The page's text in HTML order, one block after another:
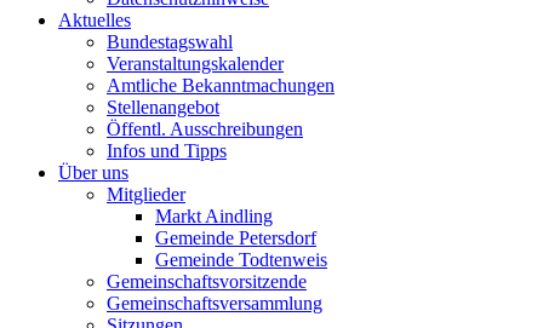
Aktuelles
Bundestagswahl
Veranstaltungskalender
Amtliche Bekanntmachungen
Stellenangebot
Öffentl. Ausschreibungen
Infos und Tipps
Über uns
Mitglieder
Markt Aindling
Gemeinde Petersdorf
Gemeinde Todtenweis
Gemeinschaftsvorsitzende
Gemeinschaftsversammlung